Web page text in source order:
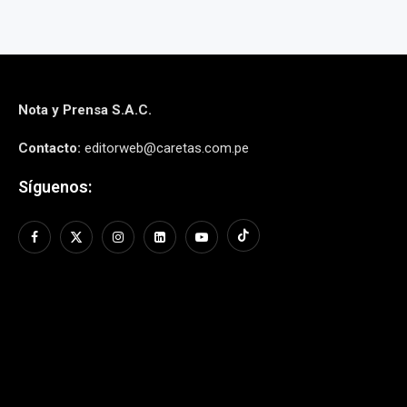
Nota y Prensa S.A.C.
Contacto: editorweb@caretas.com.pe
Síguenos: